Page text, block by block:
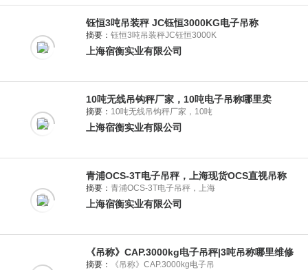
钰恒3吨吊装秤 JC钰恒3000KG电子吊称
摘要： 钰恒3吨吊装秤JC钰恒3000K
上海宿衡实业有限公司
10吨无线吊钩秤厂家，10吨电子吊称哪里卖
摘要： 10吨无线吊钩秤厂家，10吨
上海宿衡实业有限公司
青浦OCS-3T电子吊秤，上海现货OCS直视吊称
摘要： 青浦OCS-3T电子吊秤，上海
上海宿衡实业有限公司
《吊称》CAP.3000kg电子吊秤|3吨吊称哪里维修
摘要： 《吊称》CAP.3000kg电子吊